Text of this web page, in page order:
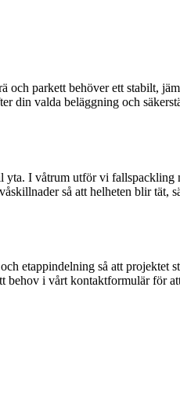
parkett behöver ett stabilt,
din valda beläggning och
I våtrum utför vi
så att helheten blir tät,
etappindelning så att projektet
i vårt kontaktformulär för